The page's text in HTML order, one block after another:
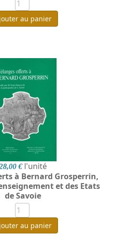
au panier
€ l'unité
à Bernard Grosperrin,
et des Etats
de Savoie
au panier